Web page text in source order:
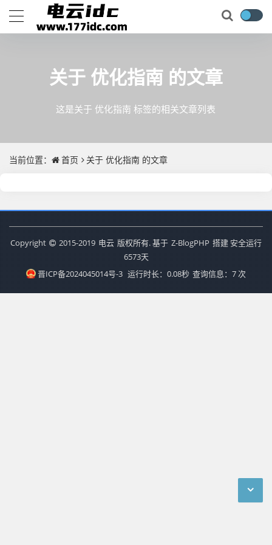
关于 优化指南 的文章
这是关于 优化指南 标签的相关文章列表
当前位置： 首页 关于 优化指南 的文章
Copyright 2015-2019 电云 版权所有. 基于 Z-BlogPHP 搭建 安全运行
6573天
晋ICP备2024045014号-3 运行时长：0.08秒 查询信息：7 次